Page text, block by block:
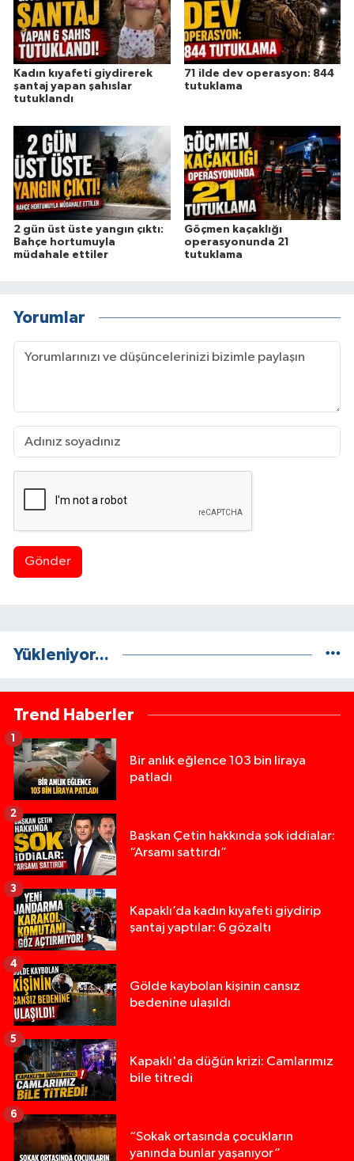
Kadın kıyafeti giydirerek
şantaj yapan şahıslar
tutuklandı
71 ilde dev operasyon: 844
tutuklama
2 gün üst üste yangın çıktı:
Bahçe hortumuyla
müdahale ettiler
Göçmen kaçaklığı
operasyonunda 21
tutuklama
Yorumlar
Gönder
Yükleniyor...
Trend Haberler
Bir anlık eğlence 103 bin liraya
patladı
1
Başkan Çetin hakkında şok iddialar:
“Arsamı sattırdı”
2
Kapaklı’da kadın kıyafeti giydirip
şantaj yaptılar: 6 gözaltı
3
Gölde kaybolan kişinin cansız
bedenine ulaşıldı
4
Kapaklı'da düğün krizi: Camlarımız
bile titredi
5
“Sokak ortasında çocukların
yanında bunlar yaşanıyor”
6